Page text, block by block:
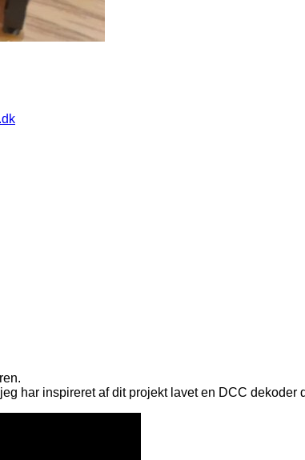
har inspireret af dit projekt lavet en DCC dekoder